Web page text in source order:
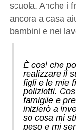
scuola. Anche i
ancora a casa
bambini e nei
È così che
realizzare il
figli e le mie
poliziotti.
famiglie e
inizierò a
so cosa mi
peso e mi